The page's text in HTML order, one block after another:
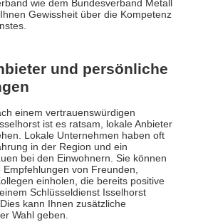
wie dem Bundesverband Metall
Gewissheit über die Kompetenz
und persönliche
einem vertrauenswürdigen
ist es ratsam, lokale Anbieter
Lokale Unternehmen haben oft
in der Region und ein
bei den Einwohnern. Sie können
von Freunden,
einholen, die bereits positive
Schlüsseldienst Isselhorst
kann Ihnen zusätzliche
Wahl geben.